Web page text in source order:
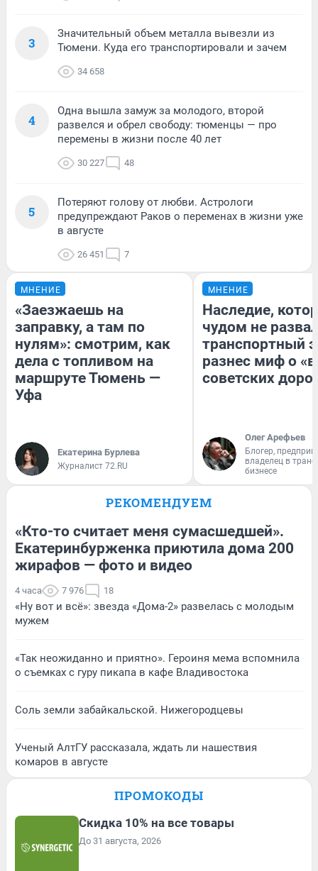
3
Значительный объем металла вывезли из
Тюмени. Куда его транспортировали и зачем
34 658
4
Одна вышла замуж за молодого, второй
развелся и обрел свободу: тюменцы — про
перемены в жизни после 40 лет
30 227 48
5
Потеряют голову от любви. Астрологи
предупреждают Раков о переменах в жизни уже
в августе
26 451 7
МНЕНИЕ
«Заезжаешь на
заправку, а там по
нулям»: смотрим, как
дела с топливом на
маршруте Тюмень —
Уфа
Екатерина Бурлева
Журналист 72.RU
МНЕНИЕ
Наследие,
чудом не
транспортный
разнес миф о
советских
Олег Арефьев
Блогер,
владелец в
бизнесе
РЕКОМЕНДУЕМ
«Кто-то считает меня сумасшедшей».
Екатеринбурженка приютила дома 200
жирафов — фото и видео
4 часа 7 976 18
«Ну вот и всё»: звезда «Дома-2» развелась с молодым
мужем
«Так неожиданно и приятно». Героиня мема вспомнила
о съемках с гуру пикапа в кафе Владивостока
Соль земли забайкальской. Нижегородцевы
Ученый АлтГУ рассказала, ждать ли нашествия
комаров в августе
ПРОМОКОДЫ
Скидка 10% на все товары
До 31 августа, 2026